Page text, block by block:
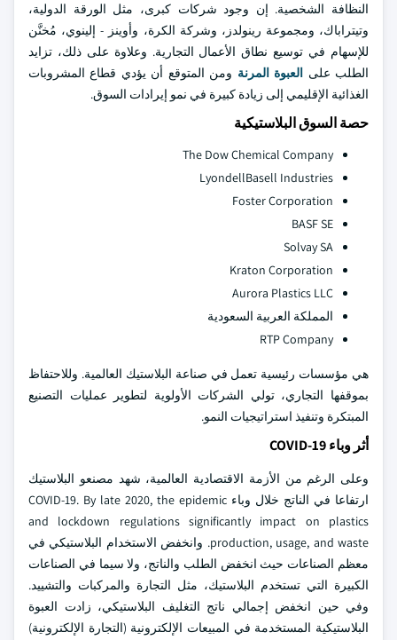
النظافة الشخصية. إن وجود شركات كبرى، مثل الورقة الدولية،
وتيتراباك، ومجموعة رينولدز، وشركة الكرة، وأوينز - إلينوي، مُخنَّن
للإسهام في توسيع نطاق الأعمال التجارية. وعلاوة على ذلك، تزايد
الطلب على العبوة المرنة ومن المتوقع أن يؤدي قطاع المشروبات
الغذائية الإقليمي إلى زيادة كبيرة في نمو إيرادات السوق.
حصة السوق البلاستيكية
The Dow Chemical Company
LyondellBasell Industries
Foster Corporation
BASF SE
Solvay SA
Kraton Corporation
Aurora Plastics LLC
المملكة العربية السعودية
RTP Company
هي مؤسسات رئيسية تعمل في صناعة البلاستيك العالمية. وللاحتفاظ
بموقفها التجاري، تولي الشركات الأولوية لتطوير عمليات التصنيع
المبتكرة وتنفيذ استراتيجيات النمو.
أثر وباء COVID-19
وعلى الرغم من الأزمة الاقتصادية العالمية، شهد مصنعو البلاستيك
ارتفاعا في الناتج خلال وباء COVID-19. By late 2020, the epidemic
and lockdown regulations significantly impact on plastics
production, usage, and waste. وانخفض الاستخدام البلاستيكي في
معظم الصناعات حيث انخفض الطلب والناتج، ولا سيما في الصناعات
الكبيرة التي تستخدم البلاستيك، مثل التجارة والمركبات والتشييد.
وفي حين انخفض إجمالي ناتج التغليف البلاستيكي، زادت العبوة
البلاستيكية المستخدمة في المبيعات الإلكترونية (التجارة الإلكترونية)